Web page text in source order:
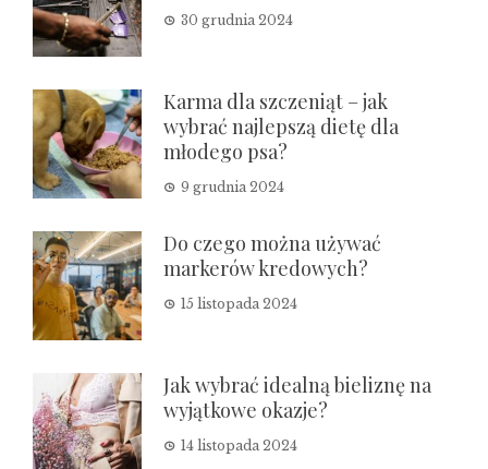
30 grudnia 2024
Karma dla szczeniąt – jak
wybrać najlepszą dietę dla
młodego psa?
9 grudnia 2024
Do czego można używać
markerów kredowych?
15 listopada 2024
Jak wybrać idealną bieliznę na
wyjątkowe okazje?
14 listopada 2024